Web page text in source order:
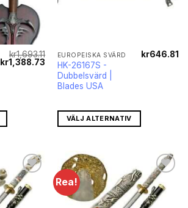
kr1,693.11
Det
ursprungliga
kr1,388.73 Det
nuvarande
priset
EUROPEISKA SVÄRD
HK-26167S -
Dubbelsvärd |
Blades USA
kr646.81
VÄLJ ALTERNATIV
Rea!